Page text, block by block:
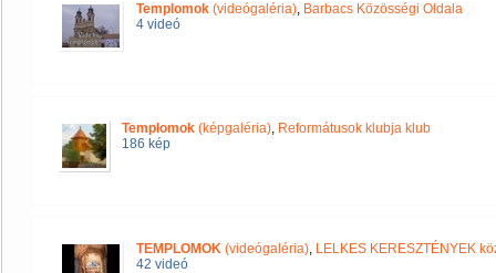
Templomok (videógaléria), Barbacs Közösségi Oldala
4 videó
Templomok (képgaléria), Reformátusok klubja klub
186 kép
TEMPLOMOK (videógaléria), LELKES KERESZTÉNYEK
42 videó